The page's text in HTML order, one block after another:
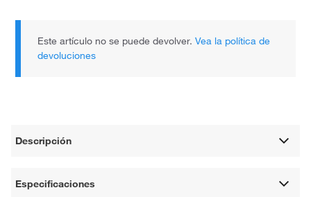
Este artículo no se puede devolver.Vea la política de
devoluciones
Descripción
Especificaciones